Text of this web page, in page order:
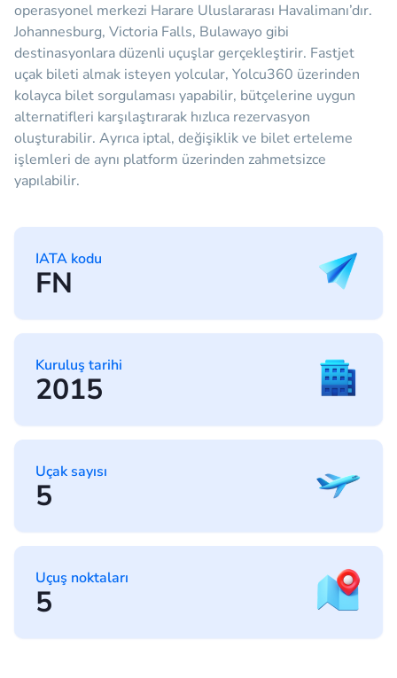
operasyonel merkezi Harare Uluslararası Havalimanı’dır.
Johannesburg, Victoria Falls, Bulawayo gibi
destinasyonlara düzenli uçuşlar gerçekleştirir. Fastjet
uçak bileti almak isteyen yolcular, Yolcu360 üzerinden
kolayca bilet sorgulaması yapabilir, bütçelerine uygun
alternatifleri karşılaştırarak hızlıca rezervasyon
oluşturabilir. Ayrıca iptal, değişiklik ve bilet erteleme
işlemleri de aynı platform üzerinden zahmetsizce
yapılabilir.
IATA kodu
FN
Kuruluş tarihi
2015
Uçak sayısı
5
Uçuş noktaları
5